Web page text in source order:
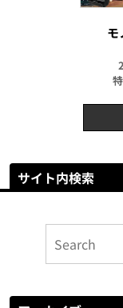
モ
サイト内検索